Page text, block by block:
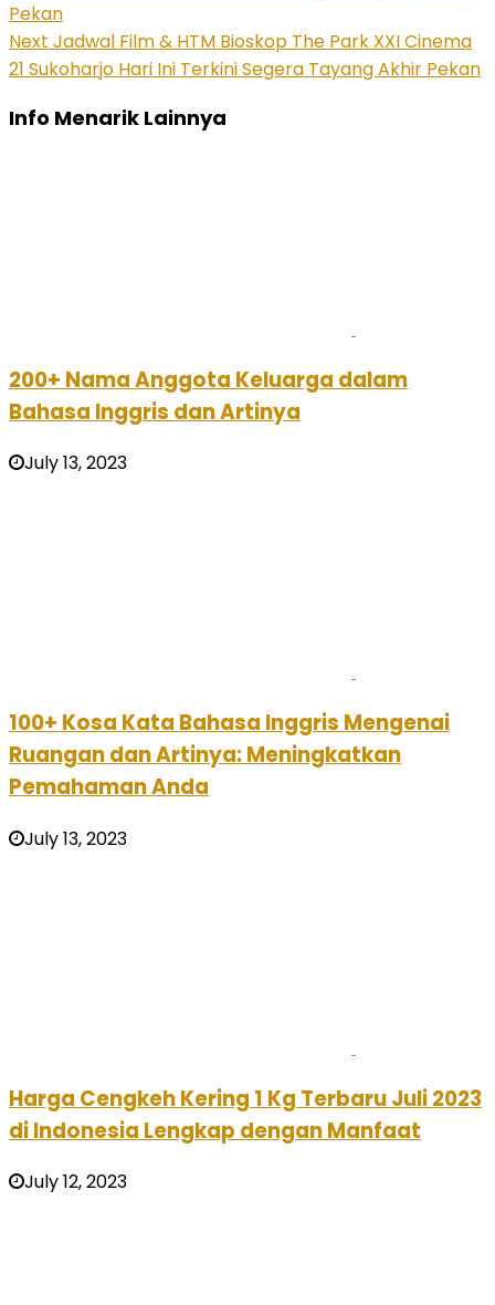
Pekan
Next Jadwal Film & HTM Bioskop The Park XXI Cinema
21 Sukoharjo Hari Ini Terkini Segera Tayang Akhir Pekan
Info Menarik Lainnya
200+ Nama Anggota Keluarga dalam
Bahasa Inggris dan Artinya
July 13, 2023
100+ Kosa Kata Bahasa Inggris Mengenai
Ruangan dan Artinya: Meningkatkan
Pemahaman Anda
July 13, 2023
Harga Cengkeh Kering 1 Kg Terbaru Juli 2023
di Indonesia Lengkap dengan Manfaat
July 12, 2023